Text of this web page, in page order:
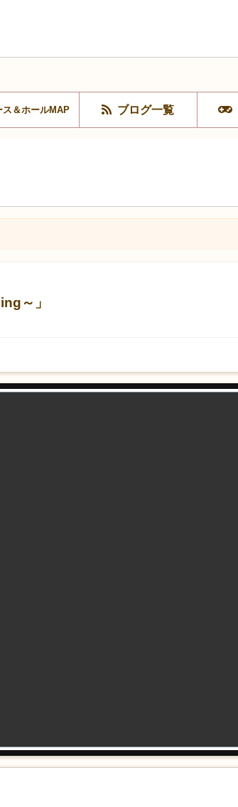
ス＆ホールMAP ブログ一覧
～」